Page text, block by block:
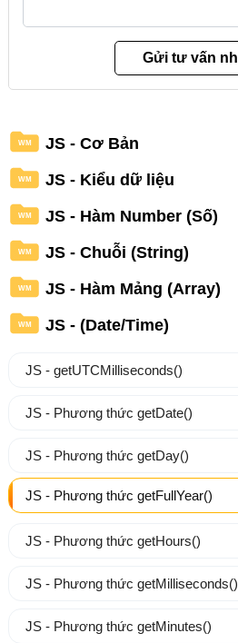
WM JS - Cơ Bản
WM JS - Kiểu dữ liệu
WM JS - Hàm Number (Số)
WM JS - Chuỗi (String)
WM JS - Hàm Mảng (Array)
WM JS - (Date/Time)
JS - getUTCMilliseconds()
JS - Phương thức getDate()
JS - Phương thức getDay()
JS - Phương thức getFullYear()
JS - Phương thức getHours()
JS - Phương thức getMilliseconds()
JS - Phương thức getMinutes()